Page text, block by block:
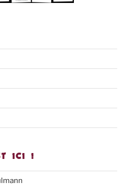
ICI !